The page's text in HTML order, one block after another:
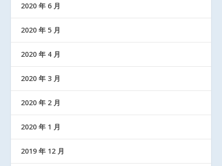
2020 年 6 月
2020 年 5 月
2020 年 4 月
2020 年 3 月
2020 年 2 月
2020 年 1 月
2019 年 12 月